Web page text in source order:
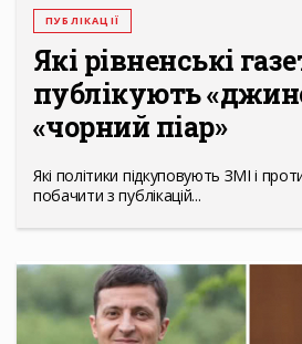
ПУБЛІКАЦІЇ
Які рівненські
публікують
«чорний піар»
Які політики підкуповують ЗМІ і
побачити з публікацій...